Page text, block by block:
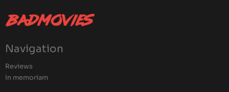
Navigation
Reviews
In memoriam